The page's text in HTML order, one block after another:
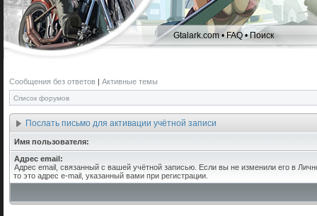
Gtalark.com •FAQ•Поиск
Сообщения без ответов | Активные темы
Список форумов
Послать письмо для активации учётной записи
Имя пользователя:
Адрес email:
Адрес email, связанный с вашей учётной записью. Если вы не изменили его в
то это адрес e-mail, указанный вами при регистрации.